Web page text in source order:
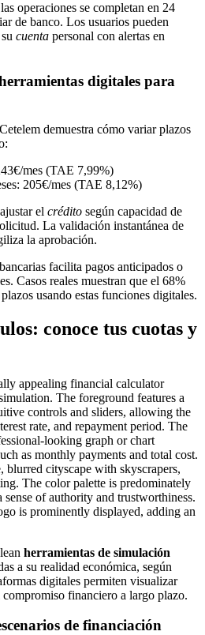
operaciones se completan en 24
de banco. Los usuarios pueden
cuenta personal con alertas en
digitales para
demuestra cómo variar plazos
mes (TAE 7,99%)
205€/mes (TAE 8,12%)
el crédito según capacidad de
La validación instantánea de
la aprobación.
facilita pagos anticipados o
Casos reales muestran que el 68%
usando estas funciones digitales.
conoce tus cuotas y
herramientas de simulación
a su realidad económica, según
digitales permiten visualizar
financiero a largo plazo.
de financiación